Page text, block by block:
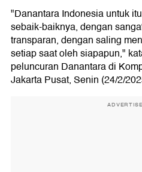
"Danantara Indonesia untuk
sebaik-baiknya, dengan
transparan, dengan saling
setiap saat oleh siapapun,"
peluncuran Danantara di
Jakarta Pusat, Senin (24/2/